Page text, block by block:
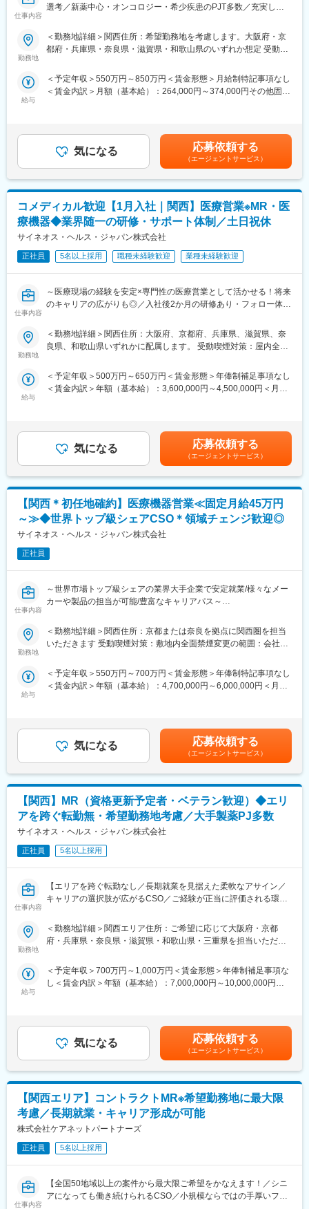
（9）四国：香川・徳島・高知・愛媛
縄
■ 丁寧な研修・支援体制
本的なビジネスマナーから、医療営業として必要な知識まで、同
期社員と支えあいながら習得することが可能です。
研修を用意しています。
また、在籍年数が増えると永年勤続報奨金や四半期一時金などの
手当もアップします。つまり、やりがいや努力がきちんと報われ
る報酬制度になっています。
■豊富なキャリアプランとサポート体制
志向性やその時の環境に応じて「特定の領域で専門性を高める」
「幅広い疾患をカバーできるオールラウンダーになる」「本社部
門（マネージャー、研修部門など）へのキャリアチェンジ」など
幅広いキャリアプランがあります。
ジしたメンバーです。担当マネージャーが定期的に面談を行い、
変更の範囲：会社の定める業務
仕事内容
選考／新薬中心・オンコロジー・希少疾患のPJT多数／充実した
■職務概要：
配属先メーカーにおいてMR活動に従事いただきます。
プロジェクトの数やバリエーションはキャリア形成に直結するた
め、CSOでの転職を考えるうえで重要なポイントです。
プロジェクト人数が100名を超える大規模なプロジェクトや、日
本市場への新規参入する企業のプロジェクトなど、規模やミッシ
ョンも多様です。
■人財育成への積極投資
シミック・イニジオにとってサービス品質の源泉となるのは人財
です。
そのため人財育成・能力開発は重要施策と位置づけ、積極的な投
資を行っています。自己成長意欲を尊重し、業務直結の研修だけ
でなく、変化する時代に対応するビジネススキル習得も含め階層
■家族も安心な手厚い福利厚生
できる制度があります。社員と社員のご家族が安心し、仕事もプ
ライベートも充実して活躍できるよう、福利厚生制度を整備して
ラスの借り上げ社宅制度や単身赴任のサポート制度を導入し、そ
の利用率も高水準となっています。
製薬企業での開発パイプラインの変化にともない、当社において
はオンコロジーをはじめスペシャリティ領域のプロジェクトが増
加しています。またスペシャリティ領域については社員の関心も
高く、これに応えるべく専門性の高い人財を育成するための社内
認定資格制度を設けています。現在はオンコロジー分野で「血液
がん」と「固形がん」の2つのコースが展開されています。
変更の範囲：会社の定める業務
勤務地
＜勤務地詳細＞関西住所：希望勤務地を考慮します。大阪府・京
都府・兵庫県・奈良県・滋賀県・和歌山県のいずれか想定 受動喫
給与
＜予定年収＞550万円～850万円＜賃金形態＞月給制特記事項なし
＜賃金内訳＞月額（基本給）：264,000円～374,000円その他固定
を全額支給 ■賞与年2回（昨年度実績4.2ヶ月）、報酬改定年1回■
全国勤務が可能な方は、初回給与時に30万円の一時金を支給賃金
はあくまでも目安の金額であり、選考を通じて上下する可能性が
あります。月給(月額)は固定手当を含めた表記です。
気になる 応募依頼する
（エージェントサービス）
コメディカル歓迎【1月入社｜関西】医療営業※MR・医
療機器◆業界随一の研修・サポート体制／土日祝休
サイネオス・ヘルス・ジャパン株式会社
正社員 5名以上採用 職種未経験歓迎 業種未経験歓迎
仕事内容
～医療現場の経験を安定×専門性の医療営業として活かせる！将来
のキャリアの広がりも◎／入社後2か月の研修あり・フォロー体制
■ 仕事概要
未経験から、医療業界の専門職であるMR（医薬情報担当者）とし
当社は製薬・医療機器メーカーの営業業務を担う
「CSO（Contract Sales Organization）」で、多くの未経験者が
医師などに提案するため、市場では需要が高まり、希少性も増し
ています。
・MRとは
主に医師や薬剤師等へ、担当製品の情報提供を行います。担当施
設の患者様に応じた情報提供や、担当製品の処方後の情報収集を
行います。
※MRだけでなく、医療機器営業職としてアサインされる可能性も
ございます。
本的なビジネスマナーから、医療営業として必要な知識まで、同
期社員と支えあいながら習得することが可能です。
ェクトは製薬・医療機器メーカーのいずれかに配属します。
配属後も知識とスキルアップのために様々な研修をご用意してい
■明確な評価制度／やりがいや努力がきちんと報われる報酬制度
自身の成果や頑張りが客観的に評価され、年収に反映されます。
る報酬制度になっています。
■豊富なキャリアプランとサポート体制
志向性やその時の環境に応じて「１つの領域で専門性を高める」
「幅広い疾患をカバーできるオールラウンダーになる」「本社部
門（マネージャー、研修部門など）へのキャリアチェンジ」など
幅広いキャリアプランがあります。
また、同社マネージャーのほとんどは、MRからキャリアをチェン
ジしているメンバーです。担当マネージャーが定期的に面談を行
勤務地
＜勤務地詳細＞関西住所：大阪府、京都府、兵庫県、滋賀県、奈
良県、和歌山県いずれかに配属します。 受動喫煙対策：屋内全面
給与
＜予定年収＞500万円～650万円＜賃金形態＞年俸制補足事項なし
＜賃金内訳＞年額（基本給）：3,600,000円～4,500,000円＜月額
動・四半期一時金：10万円（四半期に1回、10万円程度支給）※た
だし支給条件有。他、永続勤務報奨金（3年勤務5万円支給、5年
勤務10万円…）ございます。賃金はあくまでも目安の金額であ
り、選考を通じて上下する可能性があります。月給(月額)は固定手
当を含めた表記です。
気になる 応募依頼する
（エージェントサービス）
【関西＊初任地確約】医療機器営業≪固定月給45万円
～≫◆世界トップ級シェアCSO＊領域チェンジ歓迎◎
サイネオス・ヘルス・ジャパン株式会社
正社員
仕事内容
～世界市場トップ級シェアの業界大手企業で安定就業/様々なメー
カーや製品の担当が可能/豊富なキャリアパス～
■職務詳細：
・担当する医療機器に関して、医師等への情報提供や購入の提案
面接ではこれまでのご経験や希望を伺い、希望条件に合致するプ
ロジェクトを提示します。この際、希望しない製品や領域があれ
（1）転居を伴う転勤が不要
一般的に医療系の営業職は全国転勤が発生しますが、同社では基
本的に希望勤務地から転居がない範囲でアサイン先を決定しま
す。
（2）充実したサポート体制
配属後は担当マネージャーが丁寧に支援します。日々の仕事の悩
みや、キャリア形成の相談等、伴走者として活躍をサポートしま
す。また知識・スキルレベルを上げるために様々な研修をご用意
しています。
（3）明確な評価制度
手当もアップします。つまり、やりがいや努力がきちんと報われ
る報酬制度になっています。
入社後は希望や経験に応じたプロジェクトに配属します。そのプ
ロジェクトが気に入り、メーカーからオファーを受けた場合、メ
もできます。また、定期的な面談を通じて、その時々に応じたプ
ロジェクトを提示するなどフレキシブルにキャリアが形成できま
■同社について：
同社は、医療機器・製薬メーカーの営業領域を支援するCSOと呼
ばれる業種です。「新製品が発売されたため営業を増員したい」
「このエリアで営業活動を拡大したい」といったようなメーカー
からのオーダーに対し自社の社員を派遣しています。医療機器は
製品によって営業スタイルが異なりますが、同社では転職せずに
様々な医療機器を経験し、自身に合った営業スタイルを探ること
が可能です。また、同社では全国転勤ではなく地方単位内での転
勤務地
＜勤務地詳細＞関西住所：京都または奈良を拠点に関西圏を担当
いただきます 受動喫煙対策：敷地内全面禁煙変更の範囲：会社の
給与
＜予定年収＞550万円～700万円＜賃金形態＞年俸制特記事項なし
＜賃金内訳＞年額（基本給）：4,700,000円～6,000,000円＜月額
賞与（過去実績年俸の約10%）（全社員対象）・四半期一時金：
10万円※ただし支給条件有。他、永続勤務報奨金（3年勤務5万円
支給、5年勤務10万円…）ございます。賃金はあくまでも目安の
金額であり、選考を通じて上下する可能性があります。月給(月額)
は固定手当を含めた表記です。
気になる 応募依頼する
（エージェントサービス）
【関西】MR（資格更新予定者・ベテラン歓迎）◆エリ
アを跨ぐ転勤無・希望勤務地考慮／大手製薬PJ多数
サイネオス・ヘルス・ジャパン株式会社
正社員 5名以上採用
仕事内容
【エリアを跨ぐ転勤なし／長期就業を見据えた柔軟なアサイン／
キャリアの選択肢が広がるCSO／ご経験が正当に評価される環
【はじめに】
～50代まで幅広く活躍しており、長期就業も叶う環境です。
医師、薬剤師に課題解決するための医薬品情報を提供、副作用情
報を収集を行っていただきます。
《具体的には...》
■新薬のプロモーション
■長期収載品の市場拡大
■ジェネリック医薬品のプロモーション
※プロジェクトの状況によっては、選考保留（ご紹介できるプロジ
ェクトが出るまで保留）となる場合もございますのであらかじめ
ご認識の程よろしくお願いします※
■エリアを跨ぐ転勤なし：
初任地希望だけでなく、エリアを跨いでの転勤はないため、転勤
勤務地
＜勤務地詳細＞関西エリア住所：ご希望に応じて大阪府・京都
府・兵庫県・奈良県・滋賀県・和歌山県・三重県を担当いただき
所（リモートワーク含む）
給与
＜予定年収＞700万円～1,000万円＜賃金形態＞年俸制補足事項な
し＜賃金内訳＞年額（基本給）：7,000,000円～10,000,000円＜
年間最大40万円※ただし支給条件有。賃金はあくまでも目安の金
額であり、選考を通じて上下する可能性があります。月給(月額)は
固定手当を含めた表記です。
気になる 応募依頼する
（エージェントサービス）
【関西エリア】コントラクトMR※希望勤務地に最大限
考慮／長期就業・キャリア形成が可能
株式会社ケアネットパートナーズ
正社員 5名以上採用
仕事内容
【全国50地域以上の案件から最大限ご希望をかなえます！／シニ
アになっても働き続けられるCSO／小規模ならではの手厚いフォ